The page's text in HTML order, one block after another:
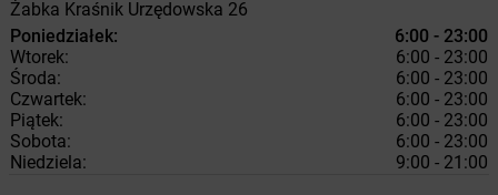
Żabka Kraśnik Urzędowska 26
Poniedziałek:
6:00 - 23:00
Wtorek:
6:00 - 23:00
Środa:
6:00 - 23:00
Czwartek:
6:00 - 23:00
Piątek:
6:00 - 23:00
Sobota:
6:00 - 23:00
Niedziela:
9:00 - 21:00